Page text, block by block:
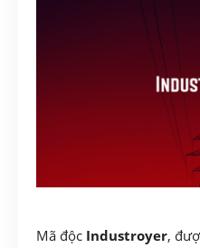
Mã độc Industroyer,